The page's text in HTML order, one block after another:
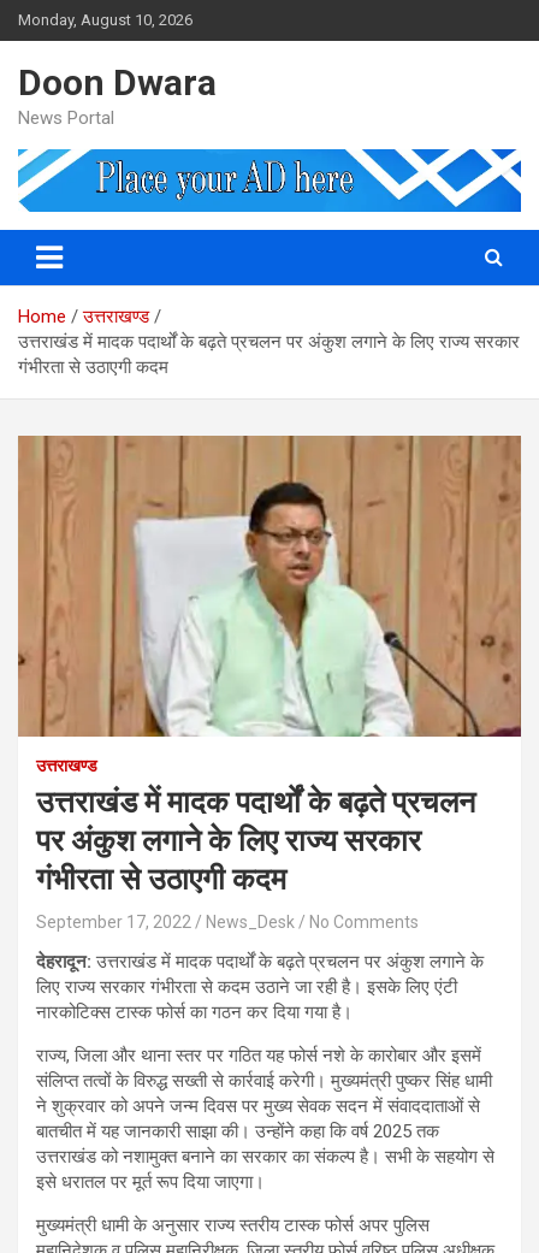
Skip
to
Monday, August 10, 2026
Doon Dwara
News Portal
Home
उत्तराखण्ड
उत्तराखंड में मादक पदार्थों के बढ़ते प्रचलन पर अंकुश लगाने के लिए राज्य सरकार
गंभीरता से उठाएगी कदम
उत्तराखण्ड
उत्तराखंड में मादक पदार्थों के बढ़ते प्रचलन
पर अंकुश लगाने के लिए राज्य सरकार
गंभीरता से उठाएगी कदम
September 17, 2022 News_Desk No Comments
देहरादून: उत्तराखंड में मादक पदार्थों के बढ़ते प्रचलन पर अंकुश लगाने के
लिए राज्य सरकार गंभीरता से कदम उठाने जा रही है। इसके लिए एंटी
नारकोटिक्स टास्क फोर्स का गठन कर दिया गया है।
राज्य, जिला और थाना स्तर पर गठित यह फोर्स नशे के कारोबार और इसमें
संलिप्त तत्वों के विरुद्ध सख्ती से कार्रवाई करेगी। मुख्यमंत्री पुष्कर सिंह धामी
ने शुक्रवार को अपने जन्म दिवस पर मुख्य सेवक सदन में संवाददाताओं से
बातचीत में यह जानकारी साझा की। उन्होंने कहा कि वर्ष 2025 तक
उत्तराखंड को नशामुक्त बनाने का सरकार का संकल्प है। सभी के सहयोग से
इसे धरातल पर मूर्त रूप दिया जाएगा।
मुख्यमंत्री धामी के अनुसार राज्य स्तरीय टास्क फोर्स अपर पुलिस